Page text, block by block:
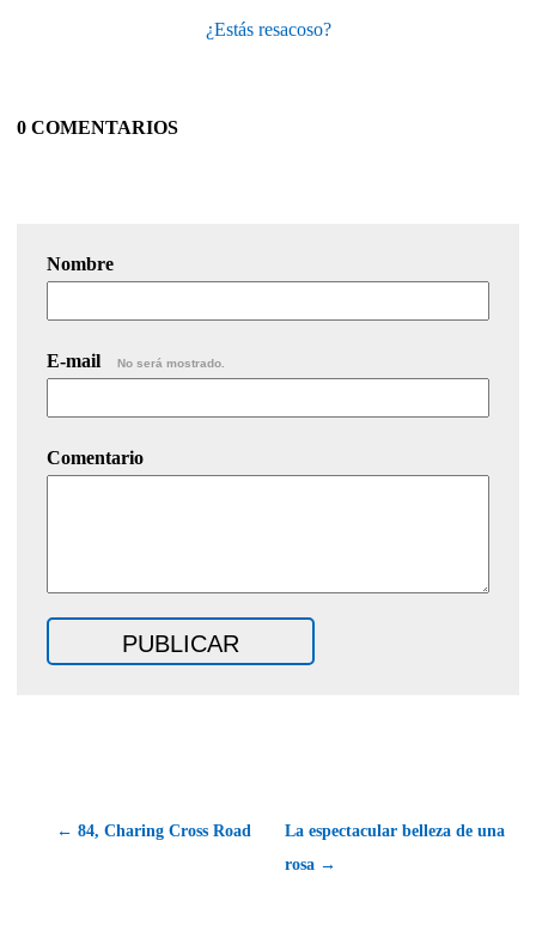
¿Estás resacoso?
0 COMENTARIOS
Nombre
E-mail No será mostrado.
Comentario
← 84, Charing Cross Road
La espectacular belleza de una
rosa →